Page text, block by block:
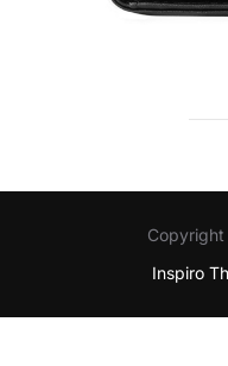
Inspiro